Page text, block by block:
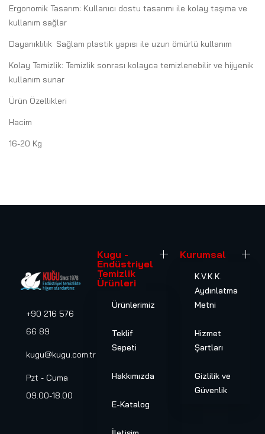
Ergonomik Tasarım: Kullanıcı dostu tasarımı ile kolay taşıma ve
kullanım sağlar
Dayanıklılık: Sağlam plastik yapısı ile uzun ömürlü kullanım
Kolay Temizlik: Temizlik sonrası kolayca temizlenebilir ve hijyenik
kullanım sunar
Ürün Özellikleri
Hacim
16-20 Kg
+90 216 576
66 89
kugu@kugu.com.tr
Pzt - Cuma
09.00-18.00
Kugu -
Endüstriyel
Temizlik
Ürünleri
Ürünlerimiz
Teklif
Sepeti
Hakkımızda
E-Katalog
Kurumsal
K.V.K.K.
Aydınlatma
Metni
Hizmet
Şartları
Gizlilik ve
Güvenlik